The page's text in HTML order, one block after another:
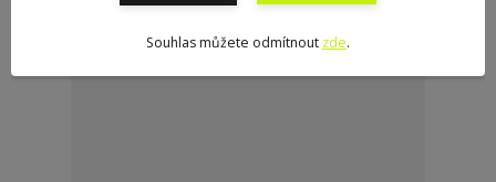
Souhlas můžete odmítnout zde.